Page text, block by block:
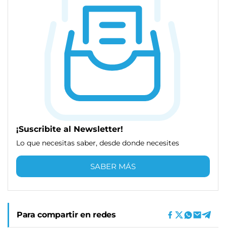
¡Suscribite al Newsletter!
Lo que necesitas saber, desde donde necesites
SABER MÁS
Para compartir en redes